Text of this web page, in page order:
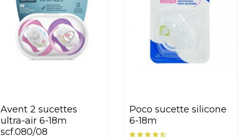
avent 2 sucettes
ultra-air 6-18m
scf.080/08
poco sucette silicone
6-18m